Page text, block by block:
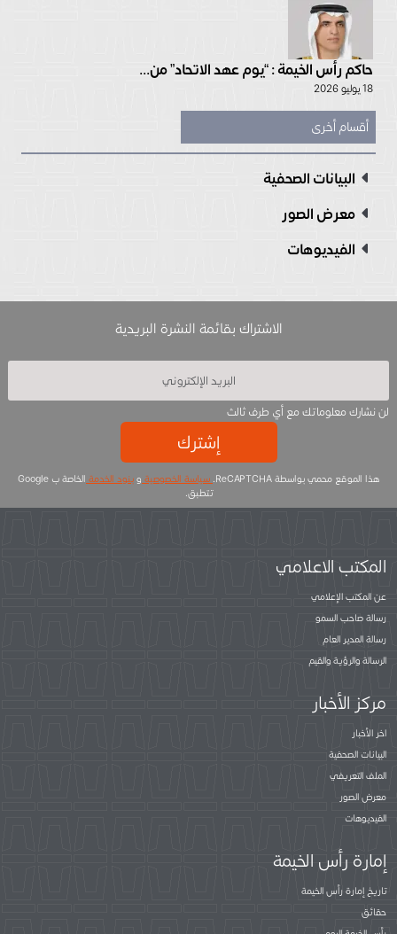
حاكم رأس الخيمة : “يوم عهد الاتحاد” من...
18 يوليو 2026
أقسام أخرى
البيانات الصحفية
معرض الصور
الفيديوهات
الاشتراك بقائمة النشرة البريدية
لن نشارك معلوماتك مع أي طرف ثالث
إشترك
هذا الموقع محمي بواسطة ReCAPTCHA. سياسة الخصوصية وبنود الخدمة
الخاصة ب Google
تتطبق.
المكتب الاعلامي
عن المكتب الإعلامي
رسالة صاحب السمو
رسالة المدير العام
الرسالة والرؤية والقيم
مركز الأخبار
اخر الأخبار
البيانات الصحفية
الملف التعريفي
معرض الصور
الفيديوهات
إمارة رأس الخيمة
تاريخ إمارة رأس الخيمة
حقائق